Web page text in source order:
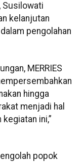
Susilowati
kelanjutan
pengolahan
MERRIES
hingga
menjadi hal
ini,”
popok